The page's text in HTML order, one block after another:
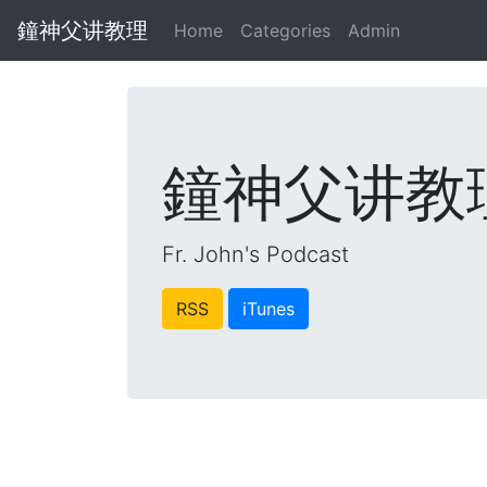
鐘神父讲教理 Home Categories Admin
鐘神父讲教
Fr. John's Podcast
RSS iTunes